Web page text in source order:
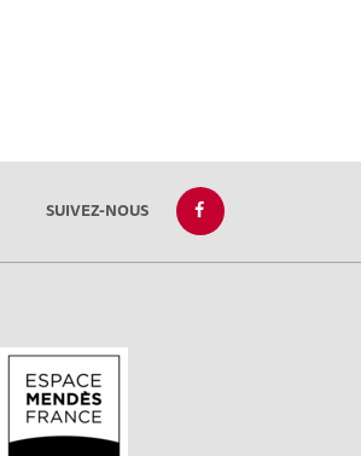
SUIVEZ-NOUS